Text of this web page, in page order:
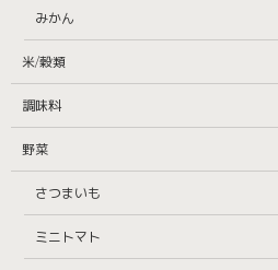
みかん
米/穀類
調味料
野菜
さつまいも
ミニトマト